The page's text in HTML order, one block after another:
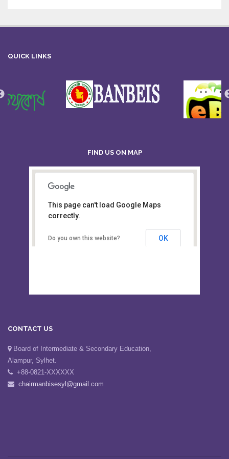
QUICK LINKS
FIND US ON MAP
Board of Intermediate &
Secondary Education, Alampur,
This page can't load Google Maps
correctly.
Do you own this website? OK
CONTACT US
Board of Intermediate & Secondary Education,
Alampur, Sylhet.
+88-0821-XXXXXX
chairmanbisesyl@gmail.com